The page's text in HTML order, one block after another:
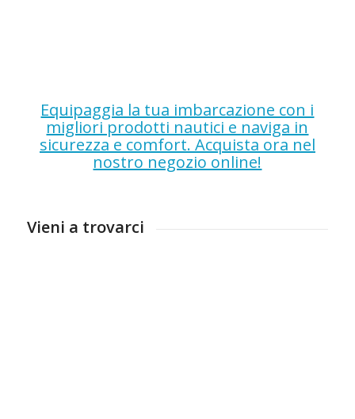
Equipaggia la tua imbarcazione con i
migliori prodotti nautici e naviga in
sicurezza e comfort. Acquista ora nel
nostro negozio online!
Vieni a trovarci